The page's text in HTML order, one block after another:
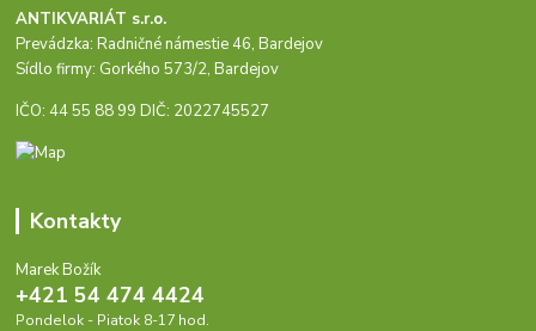
ANTIKVARIÁT s.r.o.
Prevádzka: Radničné námestie 46, Bardejov
Sídlo firmy: Gorkého 573/2, Bardejov
IČO: 44 55 88 99 DIČ: 2022745527
Kontakty
Marek Božík
+421 54 474 4424
Pondelok - Piatok 8-17 hod.